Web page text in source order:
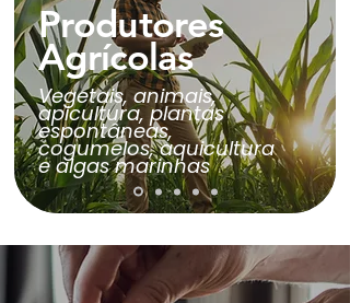
Produtores
Agrícolas
Vegetais, animais,
apicultura, plantas
espontâneas,
cogumelos, aquicultura
e algas marinhas